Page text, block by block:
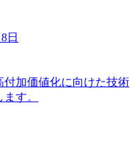
日
付加価値化に向けた技術
す。